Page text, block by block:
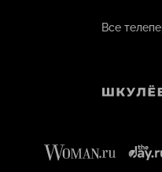
Все